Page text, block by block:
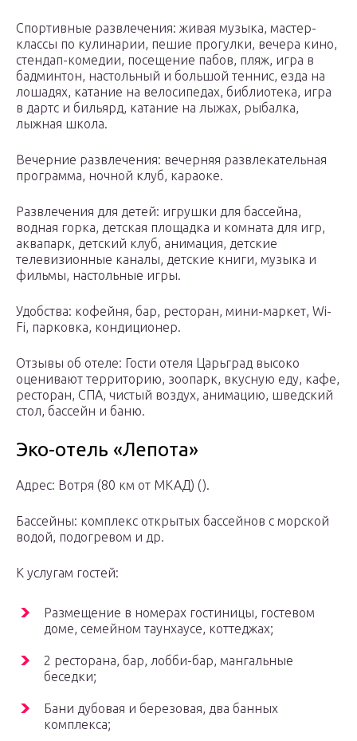
Спортивные развлечения: живая музыка, мастер-
классы по кулинарии, пешие прогулки, вечера кино,
стендап-комедии, посещение пабов, пляж, игра в
бадминтон, настольный и большой теннис, езда на
лошадях, катание на велосипедах, библиотека, игра
в дартс и бильярд, катание на лыжах, рыбалка,
лыжная школа.
Вечерние развлечения: вечерняя развлекательная
программа, ночной клуб, караоке.
Развлечения для детей: игрушки для бассейна,
водная горка, детская площадка и комната для игр,
аквапарк, детский клуб, анимация, детские
телевизионные каналы, детские книги, музыка и
фильмы, настольные игры.
Удобства: кофейня, бар, ресторан, мини-маркет, Wi-
Fi, парковка, кондиционер.
Отзывы об отеле: Гости отеля Царьград высоко
оценивают территорию, зоопарк, вкусную еду, кафе,
ресторан, СПА, чистый воздух, анимацию, шведский
стол, бассейн и баню.
Эко-отель «Лепота»
Адрес: Вотря (80 км от МКАД) ().
Бассейны: комплекс открытых бассейнов с морской
водой, подогревом и др.
К услугам гостей:
Размещение в номерах гостиницы, гостевом
доме, семейном таунхаусе, коттеджах;
2 ресторана, бар, лобби-бар, мангальные
беседки;
Бани дубовая и березовая, два банных
комплекса;